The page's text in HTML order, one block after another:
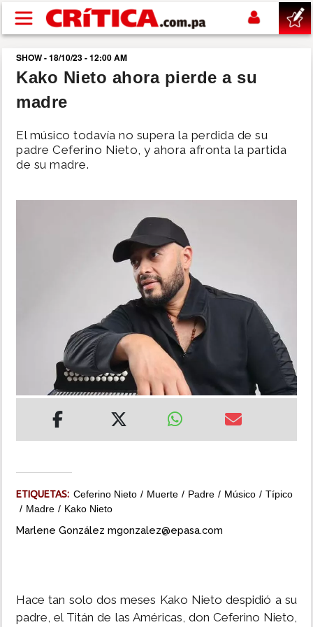
Pasar al contenido principal
buscar
SUCESOS
NACIONAL
MULTIMEDIA
IMPRESO
SHOW - 18/10/23 - 12:00 AM
Kako Nieto ahora pierde a su
madre
El músico todavía no supera la perdida de su
padre Ceferino Nieto, y ahora afronta la partida
de su madre.
ETIQUETAS: Ceferino Nieto Muerte Padre Músico
Típico
Madre
Kako Nieto
Marlene González mgonzalez@epasa.com
Hace tan solo dos meses Kako Nieto despidió a su
padre, el Titán de las Américas, don Ceferino Nieto,